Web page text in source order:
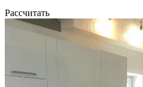
Рассчитать